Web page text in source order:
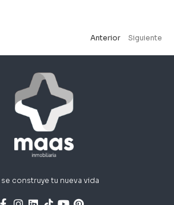
Anterior Siguiente
construye tu nueva vida